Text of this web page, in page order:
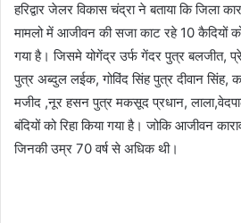
हरिद्वार जेलर विकास चंद्रा ने बताया कि जिला
मामलो में आजीवन की सजा काट रहे 10 कैदियों
गया है। जिसमे योगेंद्र उर्फ गेंदर पुत्र बलजीत,
पुत्र अब्दुल लईक, गोविंद सिंह पुत्र दीवान सिंह,
मजीद ,नूर हसन पुत्र मकसूद प्रधान,
बंदियों को रिहा किया गया है। जोकि आजीवन
जिनकी उम्र 70 वर्ष से अधिक थी।